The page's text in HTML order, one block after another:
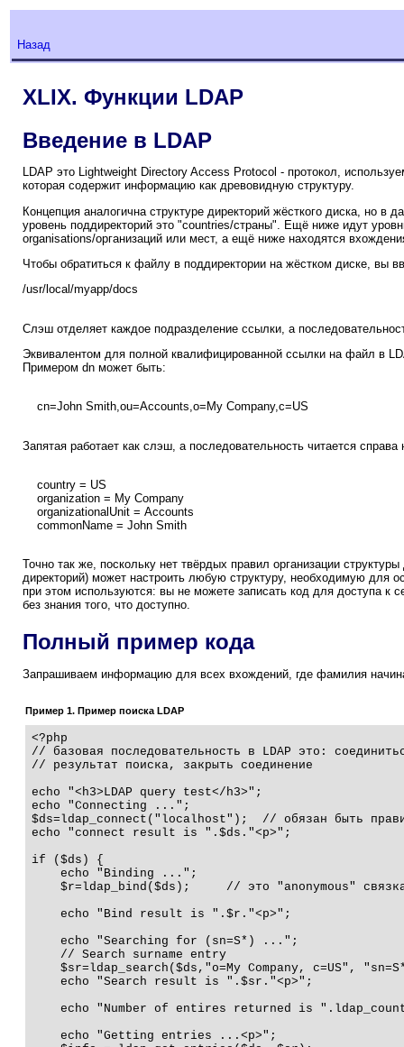
Назад
XLIX. Функции LDAP
Введение в LDAP
LDAP это Lightweight Directory Access Protocol - протокол,
которая содержит информацию как древовидную структуру.
Концепция аналогична структуре директорий жёсткого диска, но
уровень поддиректорий это "countries/страны". Ещё ниже идут
organisations/организаций или мест, а ещё ниже находятся
Чтобы обратиться к файлу в поддиректории на жёстком диске, вы
/usr/local/myapp/docs
Слэш отделяет каждое подразделение ссылки, а
Эквивалентом для полной квалифицированной ссылки на файл в
Примером dn может быть:
cn=John Smith,ou=Accounts,o=My Company,c=US
Запятая работает как слэш, а последовательность читается
country = US
organization = My Company
organizationalUnit = Accounts
commonName = John Smith
Точно так же, поскольку нет твёрдых правил организации
директорий) может настроить любую структуру, необходимую для
при этом используются: вы не можете записать код для доступа к
без знания того, что доступно.
Полный пример кода
Запрашиваем информацию для всех вхождений, где фамилия
Пример 1. Пример поиска LDAP
<?php
// базовая последовательность в LDAP это:
// результат поиска, закрыть соединение
echo "<h3>LDAP query test</h3>";
echo "Connecting ...";
$ds=ldap_connect("localhost");  // обязан быть
echo "connect result is ".$ds."<p>";
if ($ds) {
    echo "Binding ...";
$r=ldap_bind($ds);     // это "anonymous"
    echo "Bind result is ".$r."<p>";
    echo "Searching for (sn=S*) ...";
    // Search surname entry
$sr=ldap_search($ds,"o=My Company, c=US",
    echo "Search result is ".$sr."<p>";
echo "Number of entires returned is
    echo "Getting entries ...<p>";